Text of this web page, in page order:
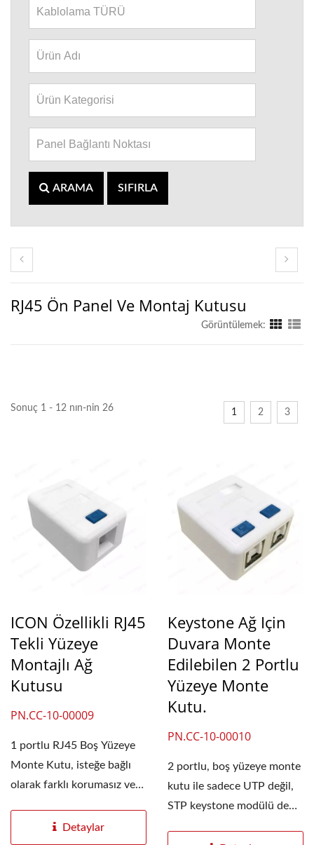
ARAMA SIFIRLA
RJ45 Ön Panel Ve Montaj Kutusu
Görüntülemek:
Sonuç 1 - 12 nın-nin 26 1 2 3
ICON Özellikli RJ45
Tekli Yüzeye
Montajlı Ağ
Kutusu
PN.CC-10-00009
1 portlu RJ45 Boş Yüzeye
Monte Kutu, isteğe bağlı
olarak farklı korumasız veya
Detaylar
Keystone Ağ Için
Duvara Monte
Edilebilen 2 Portlu
Yüzeye Monte
Kutu.
PN.CC-10-00010
2 portlu, boş yüzeye monte
kutu ile sadece UTP değil,
STP keystone modülü de